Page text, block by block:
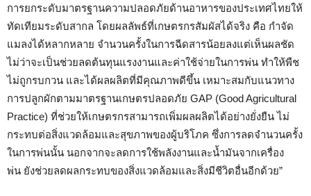
การยกระดับมาตรฐานความปลอดภัยด้านอาหารของประเทศไทยให้
ทัดเทียมระดับสากล โดยผลลัพธ์ที่เกษตรกรสัมผัสได้จริง คือ กำจัด
แมลงได้หลากหลาย จำนวนครั้งในการฉีดสารน้อยลงแต่เห็นผลชัด
ไม่ว่าจะเป็นช่วยลดต้นทุนแรงงานและค่าใช้จ่ายในการพ่น ทำให้พืช
ไม่ถูกรบกวน และได้ผลผลิตที่มีคุณภาพดีขึ้น เหมาะสมกับแนวทาง
การปลูกผักตามมาตรฐานเกษตรปลอดภัย GAP (Good Agricultural
Practice) ที่ช่วยให้เกษตรกรสามารถเพิ่มผลผลิตได้อย่างยั่งยืน ไม่
กระทบต่อสิ่งแวดล้อมและสุขภาพของผู้บริโภค ซึ่งการลดจำนวนครั้ง
ในการพ่นนั้น นอกจากจะลดการใช้พลังงานและน้ำมันจากเครื่อง
พ่น ยังช่วยลดผลกระทบของสิ่งแวดล้อมและสิ่งมีชีวิตอื่นอีกด้วย”